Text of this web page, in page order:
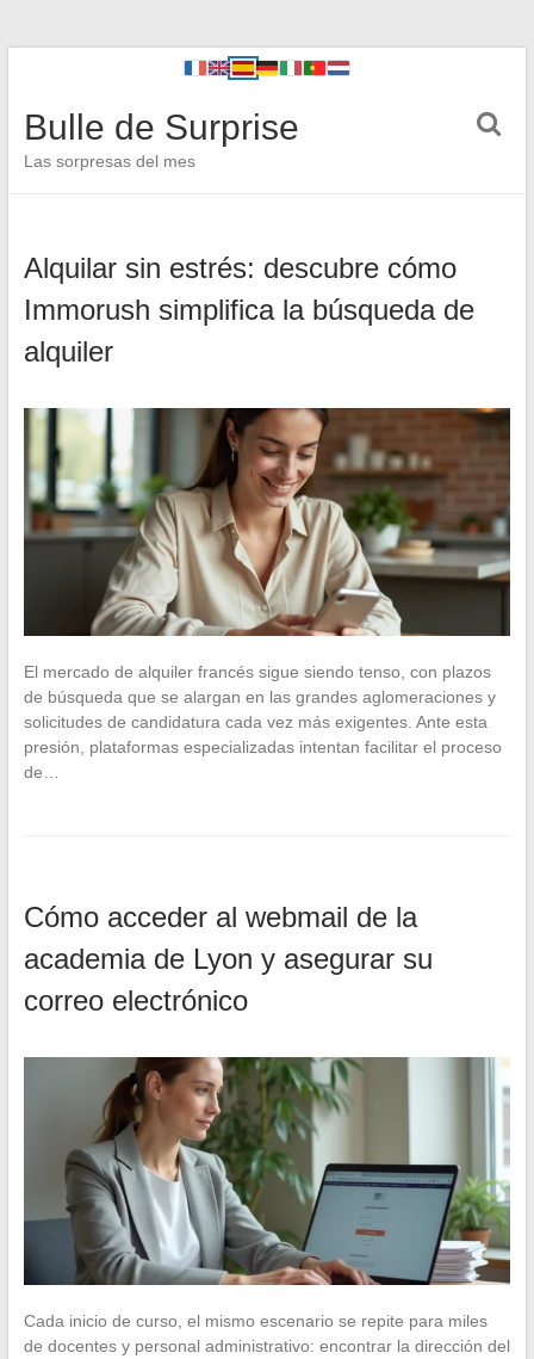
Bulle de Surprise
Las sorpresas del mes
Alquilar sin estrés: descubre cómo
Immorush simplifica la búsqueda de
alquiler
El mercado de alquiler francés sigue siendo tenso, con plazos
de búsqueda que se alargan en las grandes aglomeraciones y
solicitudes de candidatura cada vez más exigentes. Ante esta
presión, plataformas especializadas intentan facilitar el proceso
de…
Cómo acceder al webmail de la
academia de Lyon y asegurar su
correo electrónico
Cada inicio de curso, el mismo escenario se repite para miles
de docentes y personal administrativo: encontrar la dirección del